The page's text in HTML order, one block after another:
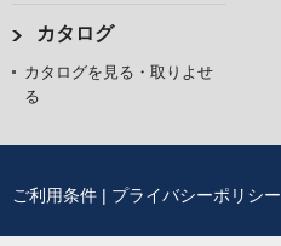
カタログ
カタログを見る・取りよせ
る
ご利用条件 | プライバシーポリシー